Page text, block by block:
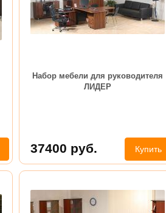
Набор мебели для руководителя
ЛИДЕР
37400 руб. Купить